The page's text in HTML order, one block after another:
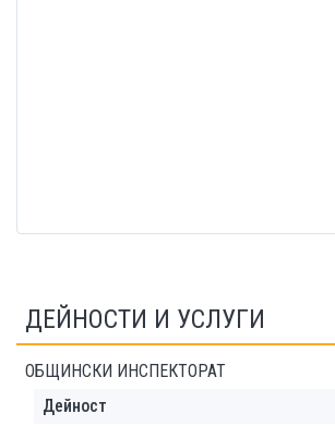
ДЕЙНОСТИ И УСЛУГИ
ОБЩИНСКИ ИНСПЕКТОРАТ
Дейност